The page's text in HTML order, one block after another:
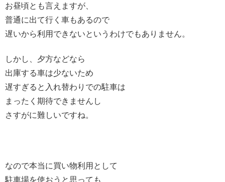
お昼頃とも言えますが、
普通に出て行く車もあるので
遅いから利用できないというわけでもありません。
しかし、夕方などなら
出庫する車は少ないため
遅すぎると入れ替わりでの駐車は
まったく期待できませんし
さすがに難しいですね。
なので本当に買い物利用として
駐車場を使おうと思っても